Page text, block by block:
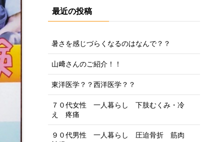
最近の投稿
暑さを感じづらくなるのはなんで？？
山﨑さんのご紹介！！
東洋医学？？西洋医学？？
７０代女性 一人暮らし 下肢むくみ・冷
え 疼痛
９０代男性 一人暮らし 圧迫骨折 筋肉